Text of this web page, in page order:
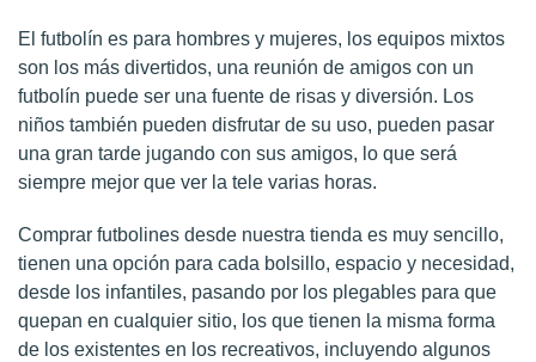
El futbolín es para hombres y mujeres, los equipos mixtos
son los más divertidos, una reunión de amigos con un
futbolín puede ser una fuente de risas y diversión. Los
niños también pueden disfrutar de su uso, pueden pasar
una gran tarde jugando con sus amigos, lo que será
siempre mejor que ver la tele varias horas.
Comprar futbolines desde nuestra tienda es muy sencillo,
tienen una opción para cada bolsillo, espacio y necesidad,
desde los infantiles, pasando por los plegables para que
quepan en cualquier sitio, los que tienen la misma forma
de los existentes en los recreativos, incluyendo algunos